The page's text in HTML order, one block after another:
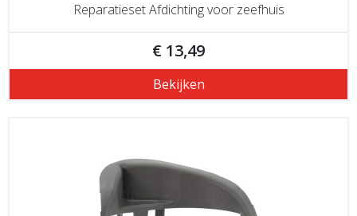
Reparatieset Afdichting voor zeefhuis
€ 13,49
Bekijken